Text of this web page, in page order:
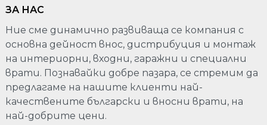
ЗА НАС
Ние сме динамично развиваща се компания с
основна дейност внос, дистрибуция и монтаж
на интериорни, входни, гаражни и специални
врати. Познавайки добре пазара, се стремим да
предлагаме на нашите клиенти най-
качествените български и вносни врати, на
най-добрите цени.